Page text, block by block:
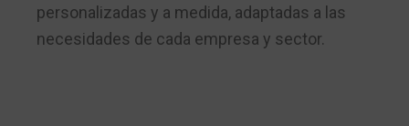
personalizadas y a medida, adaptadas a las
necesidades de cada empresa y sector.